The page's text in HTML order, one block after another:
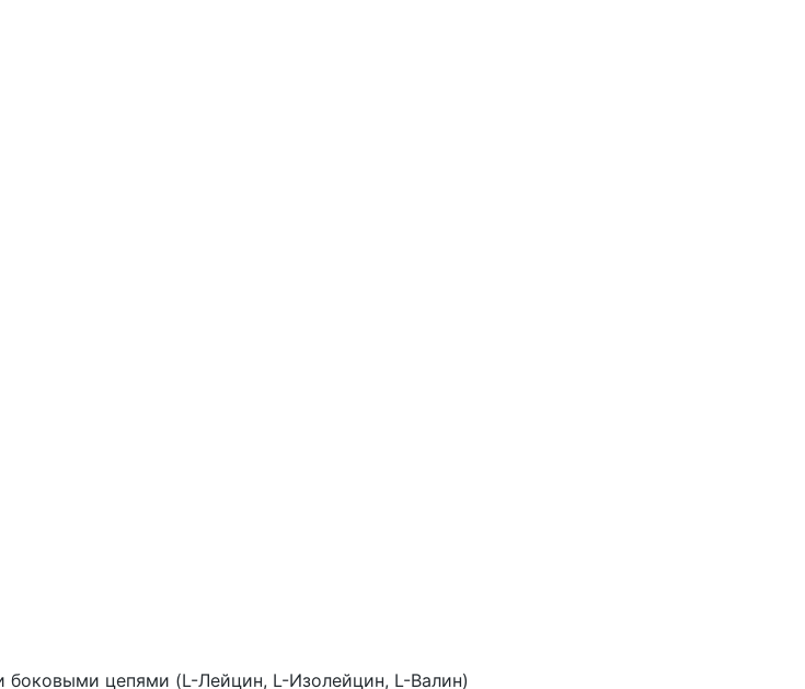
цепями (L-Лейцин, L-Изолейцин, L-Валин)